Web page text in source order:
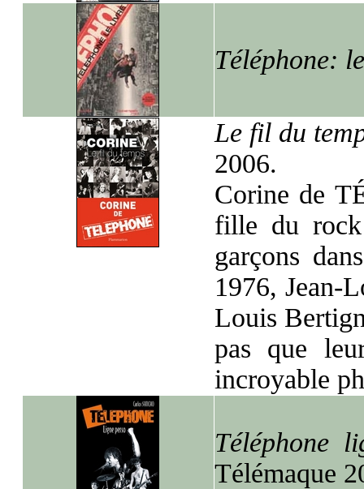
Téléphone:
Le fil du
2006.
Corine de
fille du
garçons
1976, Jean-
Louis
pas que
incroyable
Téléphone
Télémaque